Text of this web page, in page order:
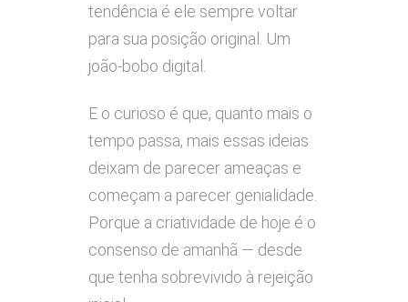
tendência é ele sempre voltar
para sua posição original. Um
joão-bobo digital.
E o curioso é que, quanto mais o
tempo passa, mais essas ideias
deixam de parecer ameaças e
começam a parecer genialidade.
Porque a criatividade de hoje é o
consenso de amanhã — desde
que tenha sobrevivido à rejeição